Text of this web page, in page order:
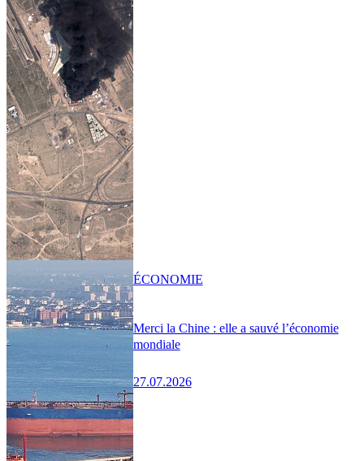
Merci la Chine : elle a sauvé l’économie
mondiale
27.07.2026
ÉCONOMIE